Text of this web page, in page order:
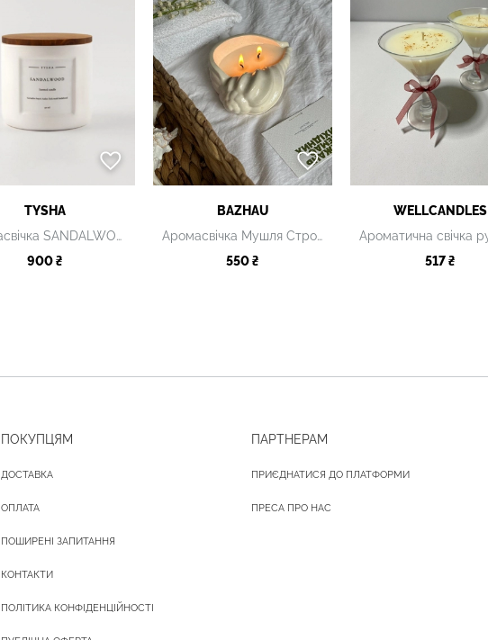
TYSHA
Аромасвічка SANDALWOOD
900 ₴
BAZHAU
Аромасвічка Мушля Стромбус
550 ₴
WELLCANDLES
517 ₴
ПОКУПЦЯМ
ДОСТАВКА
ОПЛАТА
ПОШИРЕНІ ЗАПИТАННЯ
КОНТАКТИ
ПОЛІТИКА КОНФІДЕНЦІЙНОСТІ
ПАРТНЕРАМ
ПРИЄДНАТИСЯ ДО ПЛАТФОРМИ
ПРЕСА ПРО НАС